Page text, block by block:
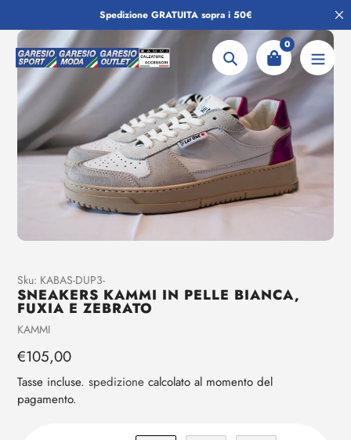
al
contenuto
Spedizione GRATUITA sopra i 50€
Ricerca
0
Aggiunta
di
prodotto
al
tuo
carrello
Sku: KABAS-DUP3-
SNEAKERS KAMMI IN PELLE BIANCA,
FUXIA E ZEBRATO
Venditrice
KAMMI
Prezzo
regolare
€105,00
Tasse incluse. spedizione calcolato al momento del
pagamento.